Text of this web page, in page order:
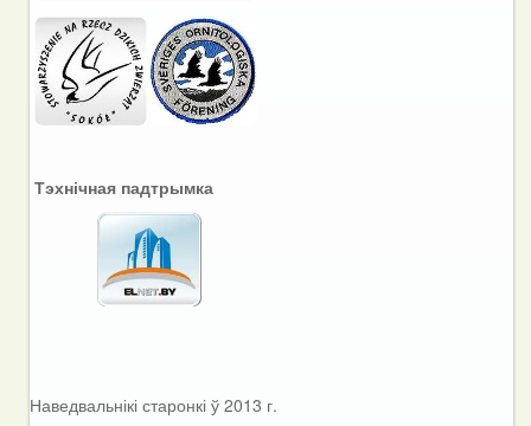
Тэхнічная падтрымка
Наведвальнікі старонкі ў 2013 г.